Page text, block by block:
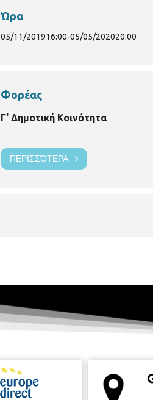
Ώρα
05/11/201916:00-05/05/202020:00
Φορέας
Γ' Δημοτική Κοινότητα
ΠΕΡΙΣΣΌΤΕΡΑ